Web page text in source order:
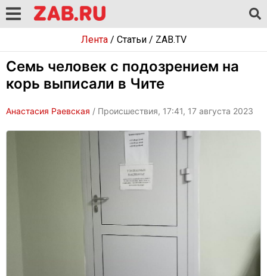
Лента/ Статьи/ ZAB.TV
Семь человек с подозрением на
корь выписали в Чите
Анастасия Раевская / Происшествия, 17:41, 17 августа 2023